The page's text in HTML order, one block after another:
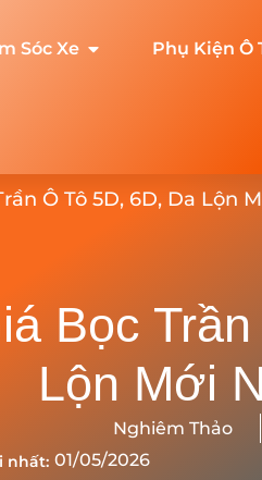
Sóc Xe Phụ Kiện Ô
Ô Tô 5D, 6D, Da Lộn
Bọc
Lộn Mới
Nghiêm Thảo
nhất: 01/05/2026